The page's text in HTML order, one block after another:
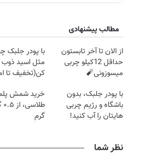
مطالب پیشنهادی
از الان تا آخر تابستون
حداقل 12کیلو چربی
میسوزونی🧨
با پودر جلبک
مثل اسید ذوب
کن(تخفیف تا
با پودر جلبک، بدون
باشگاه و رژیم چربی
هایتان را آب کنید!
خرید شمش
گرم
نظر شما